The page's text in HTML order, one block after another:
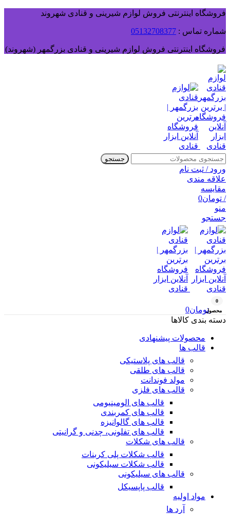
فروشگاه اینترنتی فروش لوازم شیرینی و قنادی شهروند
شماره تماس : 05132708377
فروشگاه اینترنتی فروش لوازم شیرینی و قنادی بزرگمهر (شهروند)
جستجو
ورود / ثبت نام
علاقه مندی
مقایسه
/ تومان0
منو
جستجو
0
محصولتومان0
دسته بندی کالاها
محصولات پیشنهادی
قالب ها
قالب های پلاستیکی
قالب های طلقی
مولد فوندانت
قالب های فلزی
قالب های الومینیومی
قالب های کمربندی
قالب های گالوانیزه
قالب های تفلونی، چدنی و گرانیتی
قالب های شکلات
قالب شکلات پلی کربنات
قالب شکلات سیلیکونی
قالب های سیلیکونی
قالب پاپسیکل
مواد اولیه
آرد ها